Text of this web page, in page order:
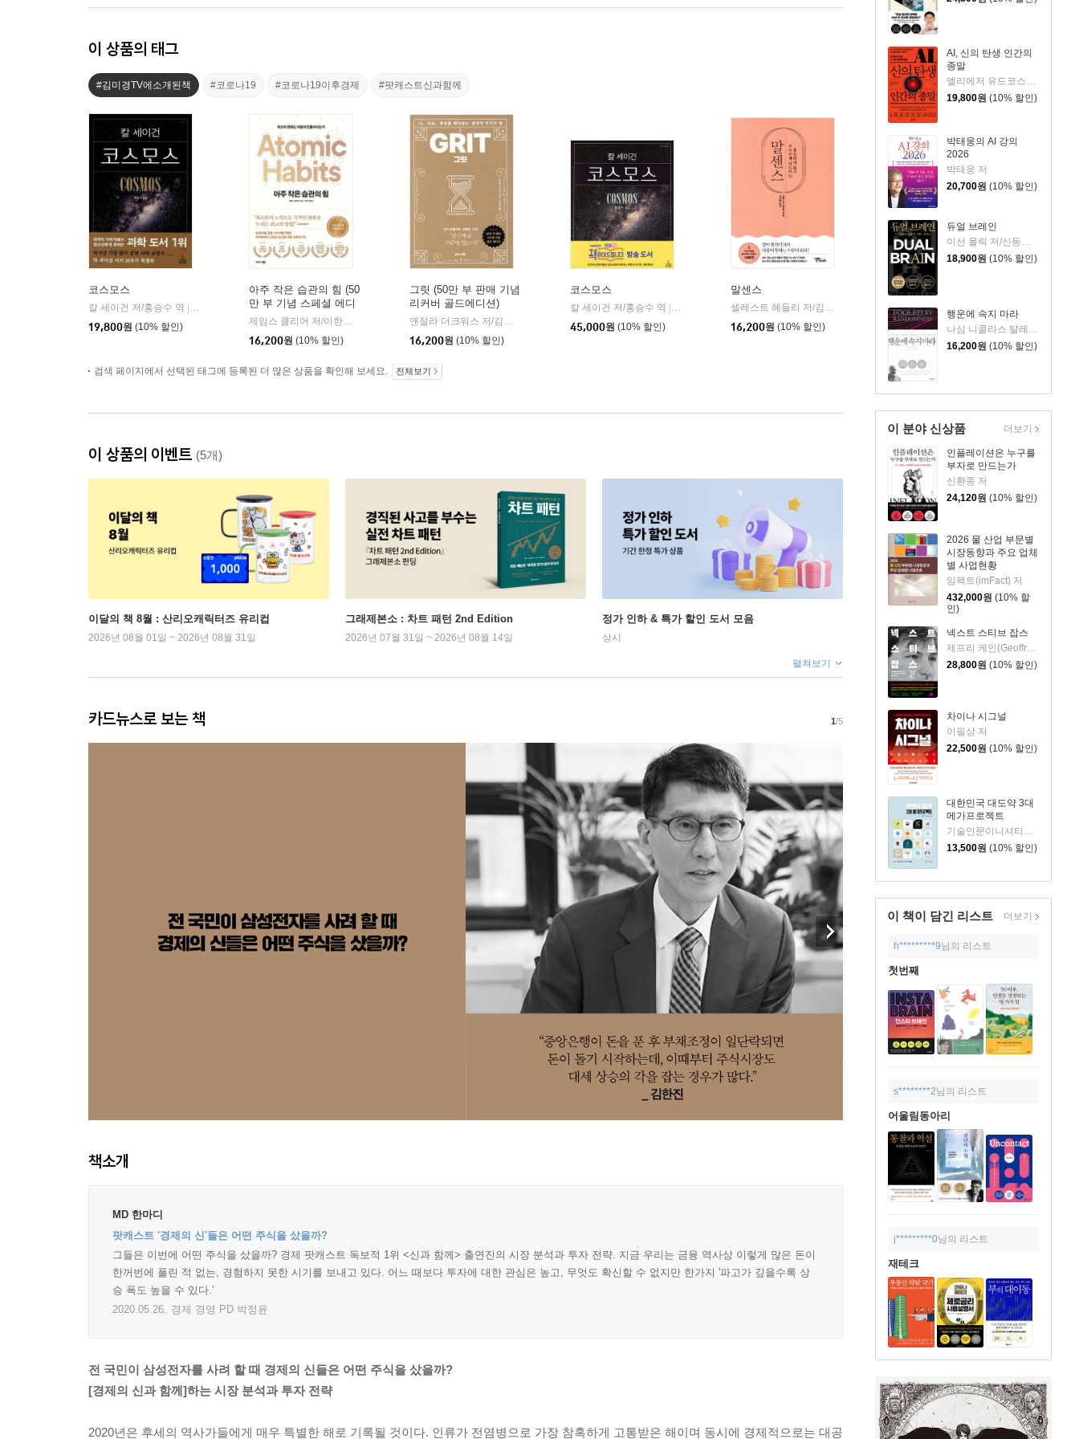
AI, 신의 탄생 인간의
종말
엘리에저 유드코스키,네이트 소아레스 공저/고영훈 역
19,800원 (10% 할인)
박태웅의 AI 강의
2026
박태웅 저
20,700원 (10% 할인)
듀얼 브레인
18,900원 (10% 할인)
행운에 속지 마라
나심 니콜라스 탈레브 저/이건 역/신진오 감수
16,200원 (10% 할인)
이 분야 신상품
인플레이션은 누구를
부자로 만드는가
신환종 저
24,120원 (10% 할인)
2026 물 산업 부문별
시장동향과 주요 업체
별 사업현황
임팩트(imFact) 저
432,000원 (10% 할
인)
넥스트 스티브 잡스
제프리 케인(Geoffrey Cain) 저/이민석 역
28,800원 (10% 할인)
차이나 시그널
이필상 저
22,500원 (10% 할인)
대한민국 대도약 3대
메가프로젝트
기술인문이니셔티브 집현 저
13,500원 (10% 할인)
더보기
이 책이 담긴 리스트 더보기
h*********9님의 리스트
첫번째
s********2님의 리스트
어울림동아리
j*********0님의 리스트
재테크
이 상품의 태그
#김미경TV에소개된책 #코로나19 #코로나19이후경제 #팟캐스트신과함께
코스모스
칼 세이건 저/홍승수 역
사이언스북스
19,800원 (10% 할인)
아주 작은 습관의 힘 (50
만 부 기념 스페셜 에디
션)
제임스 클리어 저/이한이 역
비즈니스북스
16,200원 (10% 할인)
그릿 (50만 부 판매 기념
리커버 골드에디션)
앤절라 더크워스 저/김미정 역
비즈니스북스
16,200원 (10% 할인)
코스모스
칼 세이건 저/홍승수 역
사이언스북스
45,000원 (10% 할인)
말센스
셀레스트 헤들리 저/김성환 역
스몰빅라이프
16,200원 (10% 할인)
검색 페이지에서 선택된 태그에 등록된 더 많은 상품을 확인해 보세요. 전체보기
이 상품의 이벤트 (5개)
이달의 책 8월 : 산리오캐릭터즈 유리컵
2026년 08월 01일 ~ 2026년 08월 31일
그래제본소 : 차트 패턴 2nd Edition
2026년 07월 31일 ~ 2026년 08월 14일
정가 인하 & 특가 할인 도서 모음
상시
펼쳐보기
카드뉴스로 보는 책 1/5
책소개
MD 한마디
팟캐스트 '경제의 신'들은 어떤 주식을 샀을까?
그들은 이번에 어떤 주식을 샀을까? 경제 팟캐스트 독보적 1위 <신과 함께> 출연진의 시장 분석과 투자 전략. 지금 우리는 금융 역사상 이렇게 많은 돈이
한꺼번에 풀린 적 없는, 경험하지 못한 시기를 보내고 있다. 어느 때보다 투자에 대한 관심은 높고, 무엇도 확신할 수 없지만 한가지 '파고가 깊을수록 상
승 폭도 높을 수 있다.'
2020.05.26. 경제 경영 PD 박정윤
전 국민이 삼성전자를 사려 할 때 경제의 신들은 어떤 주식을 샀을까?
[경제의 신과 함께]하는 시장 분석과 투자 전략
2020년은 후세의 역사가들에게 매우 특별한 해로 기록될 것이다. 인류가 전염병으로 가장 참혹하게 고통받은 해이며 동시에 경제적으로는 대공